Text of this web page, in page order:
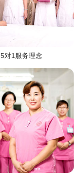
5对1服务理念